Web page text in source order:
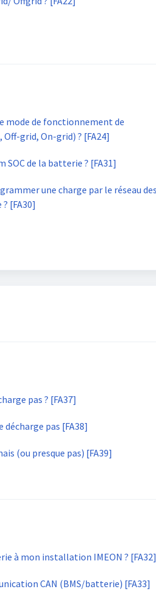
mode de fonctionnement de
grid, On-grid) ? [FA24]
de la batterie ? [FA31]
le réseau des
[FA30]
pas ? [FA37]
pas [FA38]
(ou presque pas) [FA39]
à mon installation IMEON ? [FA32]
CAN (BMS/batterie) [FA33]